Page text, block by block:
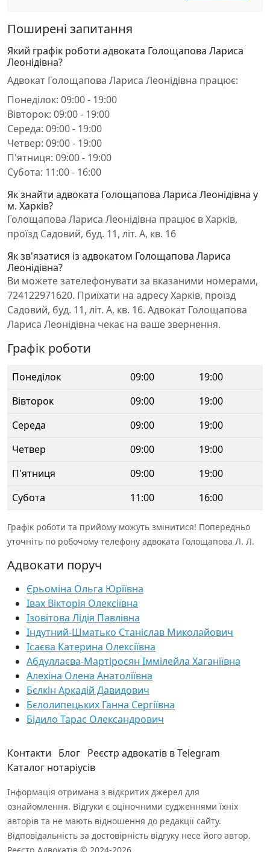
Поширені запитання
Який графік роботи адвоката Голощапова Лариса
Леонідівна?
Адвокат Голощапова Лариса Леонідівна працює:
Понеділок: 09:00 - 19:00
Вівторок: 09:00 - 19:00
Середа: 09:00 - 19:00
Четвер: 09:00 - 19:00
П'ятниця: 09:00 - 19:00
Субота: 11:00 - 16:00
Як знайти адвоката Голощапова Лариса Леонідівна у
м. Харків?
Голощапова Лариса Леонідівна працює в Харків,
проїзд Садовий, буд. 11, літ. А, кв. 16
Як зв'язатися із адвокатом Голощапова Лариса
Леонідівна?
Ви можете зателефонувати за вказаними номерами,
724122971620. Приїхати на адресу Харків, проїзд
Садовий, буд. 11, літ. А, кв. 16. Адвокат Голощапова
Лариса Леонідівна чекає на ваше звернення.
Графік роботи
Понеділок 09:00
19:00
Вівторок
09:00
19:00
Середа
09:00
19:00
Четвер
09:00
19:00
П'ятниця
09:00
19:00
Субота
11:00 16:00
Графік роботи та прийому можуть змінитися! Попередньо
уточніть по робочому телефону адвоката Голощапова Л. Л.
Адвокати поруч
Єрьоміна Ольга Юріївна
Івах Вікторія Олексіївна
Ізовітова Лідія Павлівна
Індутний-Шматько Станіслав Миколайович
Ісаєва Катерина Олексіївна
Абдуллаєва-Мартіросян Іммілейла Хаганіївна
Алехіна Олена Анатоліївна
Бєлкін Аркадій Давидович
Бєлолипецьких Ганна Сергіївна
Бідило Тарас Олександрович
Контакти Блог Реєстр адвокатів в Telegram
Каталог нотаріусів
Інформація отримана з відкритих джерел для
ознайомлення. Відгуки є оціночними судженнями їхніх
авторів та не мають відношення до редакції сайту.
Відповідальність за достовірність відгуку несе його автор.